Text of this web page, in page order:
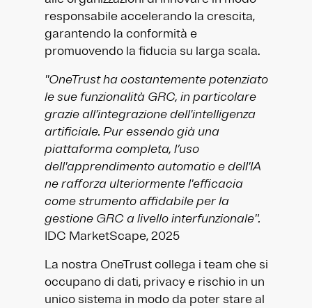
responsabile accelerando la crescita,
garantendo la conformità e
promuovendo la fiducia su larga scala.
''OneTrust ha costantemente potenziato
le sue funzionalità GRC, in particolare
grazie all’integrazione dell'intelligenza
artificiale. Pur essendo già una
piattaforma completa, l’uso
dell'apprendimento automatio e dell'IA
ne rafforza ulteriormente l'efficacia
come strumento affidabile per la
gestione GRC a livello interfunzionale".
IDC MarketScape, 2025
La nostra OneTrust collega i team che si
occupano di dati, privacy e rischio in un
unico sistema in modo da poter stare al